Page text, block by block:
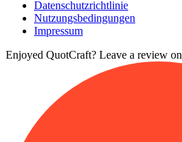
Datenschutzrichtlinie
Nutzungsbedingungen
Impressum
Enjoyed QuotCraft? Leave a review on